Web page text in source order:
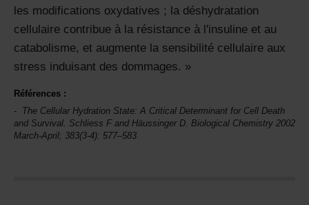
les modifications oxydatives ; la déshydratation
cellulaire contribue à la résistance à l'insuline et au
catabolisme, et augmente la sensibilité cellulaire aux
stress induisant des dommages.
Références :
The Cellular Hydration State: A Critical Determinant for Cell Death
and Survival. Schliess F and Häussinger D. Biological Chemistry 2002
March-April; 383(3-4): 577–583